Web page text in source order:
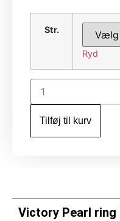
Str.
Ryd
Victory
Pearl
ring
rhodineret
Tilføj til kurv
Victory Pearl